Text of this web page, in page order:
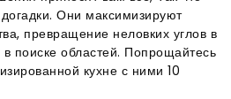
Они максимизируют
превращение неловких углов в
поиске областей. Попрощайтесь
кухне с ними 10